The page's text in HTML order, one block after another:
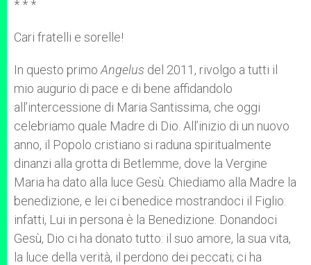
* * *
Cari fratelli e sorelle!
In questo primo Angelus del 2011, rivolgo a tutti il
mio augurio di pace e di bene affidandolo
all’intercessione di Maria Santissima, che oggi
celebriamo quale Madre di Dio. All’inizio di un nuovo
anno, il Popolo cristiano si raduna spiritualmente
dinanzi alla grotta di Betlemme, dove la Vergine
Maria ha dato alla luce Gesù. Chiediamo alla Madre la
benedizione, e lei ci benedice mostrandoci il Figlio:
infatti, Lui in persona è la Benedizione. Donandoci
Gesù, Dio ci ha donato tutto: il suo amore, la sua vita,
la luce della verità, il perdono dei peccati; ci ha